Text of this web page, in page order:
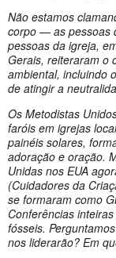
Não estamos
corpo — as pessoas
pessoas da igreja,
Gerais, reiteraram o
ambiental, incluindo
de atingir a
Os Metodistas
faróis em igrejas
painéis solares,
adoração e oração.
Unidas nos EUA
(Cuidadores da
se formaram como
Conferências
fósseis.
nos liderarão? Em